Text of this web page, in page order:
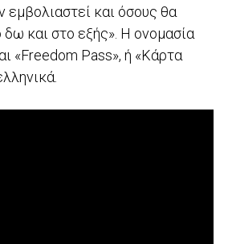
εμβολιαστεί και όσους θα
και στο εξής». Η ονομασία
«Freedom Pass», ή «Κάρτα